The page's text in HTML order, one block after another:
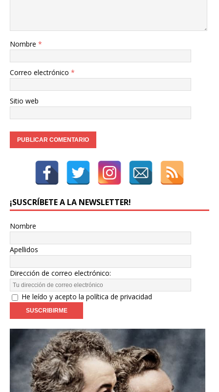
Nombre *
Correo electrónico *
Sitio web
¡SUSCRÍBETE A LA NEWSLETTER!
Nombre
Apellidos
Dirección de correo electrónico:
He leído y acepto la política de privacidad